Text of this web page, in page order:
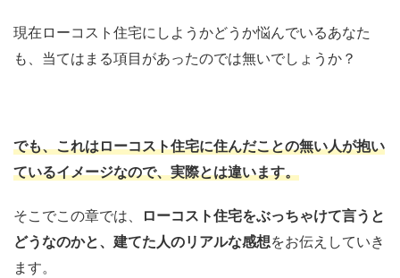
現在ローコスト住宅にしようかどうか悩んでいるあなた
も、当てはまる項目があったのでは無いでしょうか？
でも、これはローコスト住宅に住んだことの無い人が抱い
ているイメージなので、実際とは違います。
そこでこの章では、
ローコスト住宅をぶっちゃけて言うと
どうなのかと、建てた人のリアルな感想をお伝えしていき
ます。